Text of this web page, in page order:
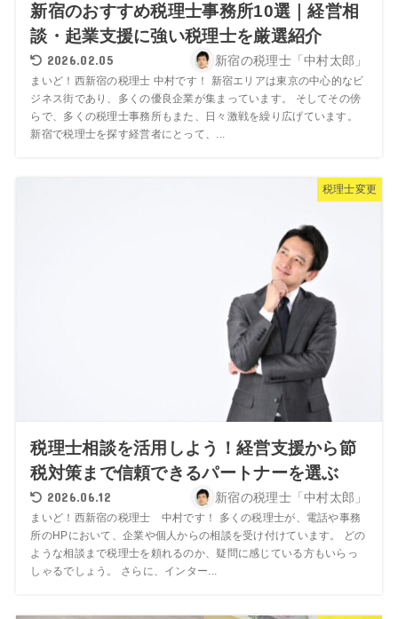
新宿のおすすめ税理士事務所10選｜経営相
談・起業支援に強い税理士を厳選紹介
2026.02.05 新宿の税理士「中村太郎」
まいど！西新宿の税理士 中村です！ 新宿エリアは東京の中心的なビ
ジネス街であり、多くの優良企業が集まっています。 そしてその傍
らで、多くの税理士事務所もまた、日々激戦を繰り広げています。
新宿で税理士を探す経営者にとって、...
税理士変更
税理士相談を活用しよう！経営支援から節
税対策まで信頼できるパートナーを選ぶ
2026.06.12 新宿の税理士「中村太郎」
まいど！西新宿の税理士 中村です！ 多くの税理士が、電話や事務
所のHPにおいて、企業や個人からの相談を受け付けています。 どの
ような相談まで税理士を頼れるのか、疑問に感じている方もいらっ
しゃるでしょう。 さらに、インター...